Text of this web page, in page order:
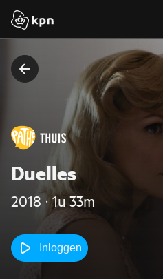
Duelles
2018 ‧ 1u 33m
Inloggen